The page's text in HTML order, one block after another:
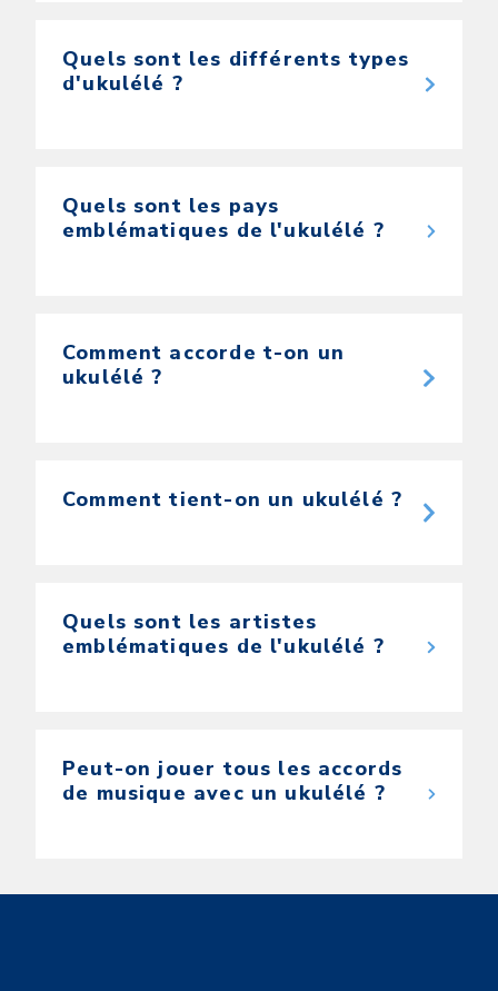
Quels sont les différents types
d'ukulélé ?
Quels sont les pays
emblématiques de l'ukulélé ?
Comment accorde t-on un
ukulélé ?
Comment tient-on un ukulélé ?
Quels sont les artistes
emblématiques de l'ukulélé ?
Peut-on jouer tous les accords
de musique avec un ukulélé ?